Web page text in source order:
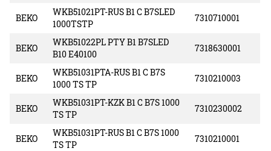
BEKO
WKB51021PT-RUS B1 C B7SLED
1000TSTP
7310710001
BEKO
WKB51022PL PTY B1 B7SLED
B10 E40100
7318630001
BEKO
WKB51031PTA-RUS B1 C B7S
1000 TS TP
7310210003
BEKO
WKB51031PT-KZK B1 C B7S 1000
TS TP
7310230002
BEKO
WKB51031PT-RUS B1 C B7S 1000
TS TP
7310210001